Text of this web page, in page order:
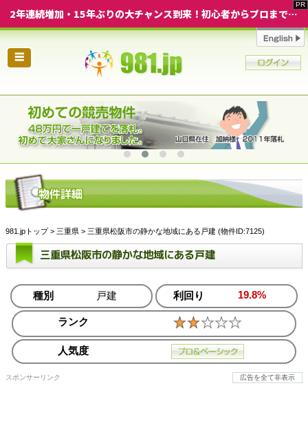
2年連続増加・15年ぶりの大チャンス到来！初心者からプロまで網羅する「競売不動産・超実践投資セミナー」♦神奈川県 横浜 in 神奈川
☰
981.jpトップ> 三重県 > 三重県松阪市の静かな地域にある戸建 (物件ID:7125)
三重県松阪市の静かな地域にある戸建
種別 戸建 利回り 19.8%
ランク
人気度
スポンサーリンク 広告を全て非表示